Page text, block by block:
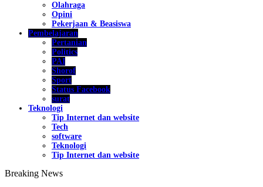
Olahraga
Opini
Pekerjaan & Beasiswa
Pembelajaran
Pertanian
Politics
PAI
Shorof
Sport
Status Facebook
surat
Teknologi
Tip Internet dan website
Tech
software
Teknologi
Tip Internet dan website
Breaking News